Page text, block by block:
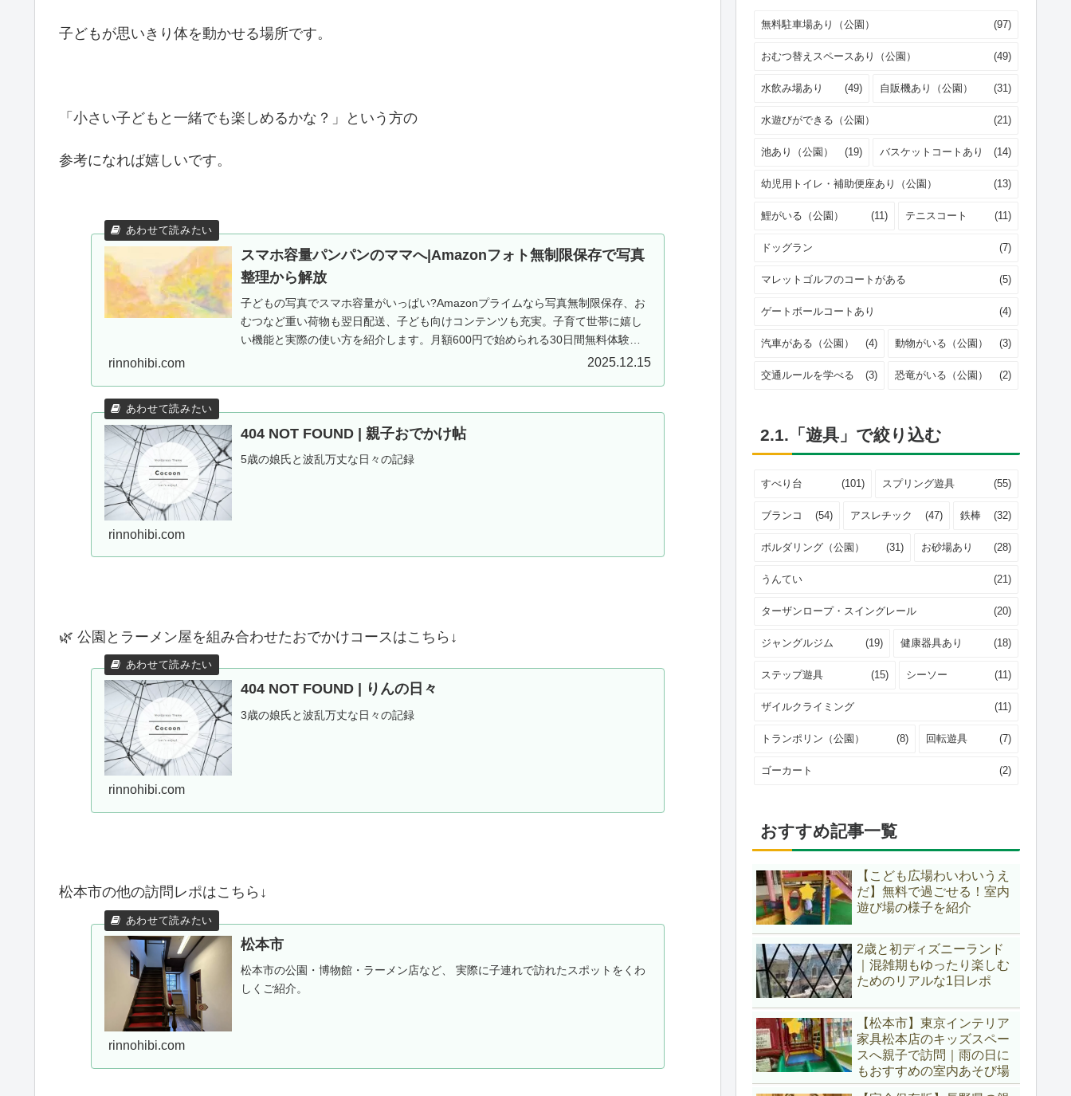
子どもが思いきり体を動かせる場所です。
「小さい子どもと一緒でも楽しめるかな？」という方の
参考になれば嬉しいです。
スマホ容量パンパンのママへ|Amazonフォト無制限保存で写真
整理から解放
子どもの写真でスマホ容量がいっぱい?Amazonプライムなら写真無制限保存、お
むつなど重い荷物も翌日配送、子ども向けコンテンツも充実。子育て世帯に嬉し
い機能と実際の使い方を紹介します。月額600円で始められる30日間無料体験実
rinnohibi.com 2025.12.15
404 NOT FOUND | 親子おでかけ帖
5歳の娘氏と波乱万丈な日々の記録
rinnohibi.com
🌿 公園とラーメン屋を組み合わせたおでかけコースはこちら↓
404 NOT FOUND | りんの日々
3歳の娘氏と波乱万丈な日々の記録
rinnohibi.com
松本市の他の訪問レポはこちら↓
松本市
松本市の公園・博物館・ラーメン店など、 実際に子連れで訪れたスポットをくわ
しくご紹介。
rinnohibi.com
無料駐車場あり（公園） (97)
おむつ替えスペースあり（公園） (49)
水飲み場あり (49) 自販機あり（公園） (31)
水遊びができる（公園） (21)
池あり（公園） (19) バスケットコートあり (14)
幼児用トイレ・補助便座あり（公園） (13)
鯉がいる（公園） (11) テニスコート (11)
ドッグラン (7)
マレットゴルフのコートがある (5)
ゲートボールコートあり (4)
汽車がある（公園） (4) 動物がいる（公園） (3)
交通ルールを学べる (3) 恐竜がいる（公園） (2)
2.1.「遊具」で絞り込む
すべり台 (101) スプリング遊具 (55)
ブランコ (54) アスレチック (47) 鉄棒 (32)
ボルダリング（公園） (31) お砂場あり (28)
うんてい (21)
ターザンロープ・スイングレール (20)
ジャングルジム (19) 健康器具あり (18)
ステップ遊具 (15) シーソー (11)
ザイルクライミング (11)
トランポリン（公園） (8) 回転遊具 (7)
ゴーカート (2)
おすすめ記事一覧
【こども広場わいわいうえ
だ】無料で過ごせる！室内
遊び場の様子を紹介
2歳と初ディズニーランド
｜混雑期もゆったり楽しむ
ためのリアルな1日レポ
【松本市】東京インテリア
家具松本店のキッズスペー
スへ親子で訪問｜雨の日に
もおすすめの室内あそび場